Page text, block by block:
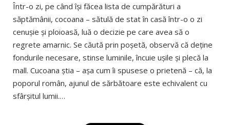
Într-o zi, pe când îşi făcea lista de cumpărături a
săptămânii, cocoana – sătulă de stat în casă într-o o zi
cenuşie şi ploioasă, luă o decizie pe care avea să o
regrete amarnic. Se căută prin poşetă, observă că deţine
fondurile necesare, stinse luminile, încuie uşile şi plecă la
mall. Cucoana ştia – aşa cum îi spusese o prietenă – că, la
poporul român, ajunul de sărbătoare este echivalent cu
sfârşitul lumii.…